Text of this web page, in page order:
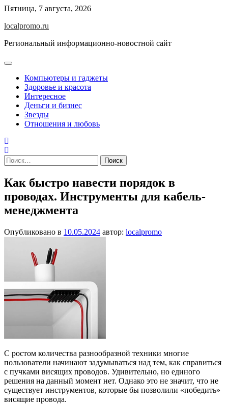
Перейти
содержимому
Пятница, 7 августа, 2026
localpromo.ru
Региональный информационно-новостной сайт
Компьютеры и гаджеты
Здоровье и красота
Интересное
Деньги и бизнес
Звезды
Отношения и любовь
Найти:
Как быстро навести порядок в
проводах. Инструменты для кабель-
менеджмента
Опубликовано в 10.05.2024 автор: localpromo
С ростом количества разнообразной техники многие
пользователи начинают задумываться над тем, как справиться
с пучками висящих проводов. Удивительно, но единого
решения на данный момент нет. Однако это не значит, что не
существует инструментов, которые бы позволили «победить»
висящие провода.